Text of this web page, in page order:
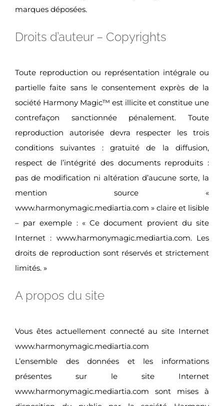
marques déposées.
Droits d’auteur – Copyrights
Toute reproduction ou représentation intégrale ou
partielle faite sans le consentement exprès de la
société Harmony Magic™ est illicite et constitue une
contrefaçon sanctionnée pénalement. Toute
reproduction autorisée devra respecter les trois
conditions suivantes : gratuité de la diffusion,
respect de l’intégrité des documents reproduits :
pas de modification ni altération d’aucune sorte, la
mention source «
www.harmonymagic.mediartia.com » claire et lisible
– par exemple : « Ce document provient du site
Internet : www.harmonymagic.mediartia.com. Les
droits de reproduction sont réservés et strictement
limités. »
A propos du site
Vous êtes actuellement connecté au site Internet
www.harmonymagic.mediartia.com
L’ensemble des données et les informations
présentes sur le site Internet
www.harmonymagic.mediartia.com sont mises à